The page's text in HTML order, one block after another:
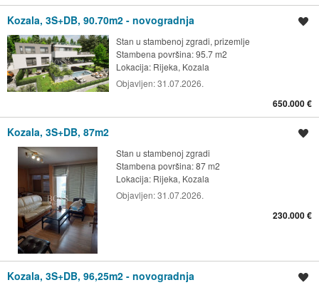
Kozala, 3S+DB, 90.70m2 - novogradnja
Stan u stambenoj zgradi, prizemlje
Stambena površina: 95.7 m2
Lokacija: Rijeka, Kozala
Objavljen:31.07.2026.
650.000 €
Kozala, 3S+DB, 87m2
Stan u stambenoj zgradi
Stambena površina: 87 m2
Lokacija: Rijeka, Kozala
Objavljen:31.07.2026.
230.000 €
Kozala, 3S+DB, 96,25m2 - novogradnja